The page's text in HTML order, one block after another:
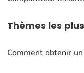
Thèmes les
Comment obtenir